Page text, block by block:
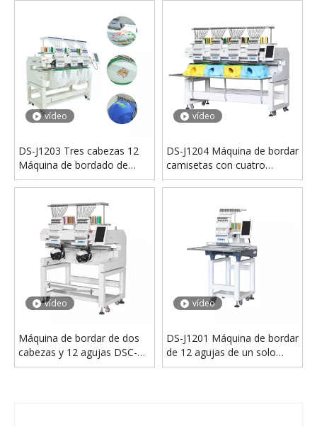
vídeo vídeo
Máquina de bordado Industrial de tela múltiple, 12 cabezales, 9 agujas, bordado plano con logotipo de camiseta usada
vídeo vídeo
vídeo
DS-J1203 Tres cabezas 12
Máquina de bordado de
agujas
vídeo
DS-J1204 Máquina de bordar
camisetas con cuatro
cabezas y 12 agujas
vídeo
Máquina de bordar de dos
cabezas y 12 agujas DSC-
J1202
vídeo
DS-J1201 Máquina de bordar
de 12 agujas de un solo
cabezal a la venta